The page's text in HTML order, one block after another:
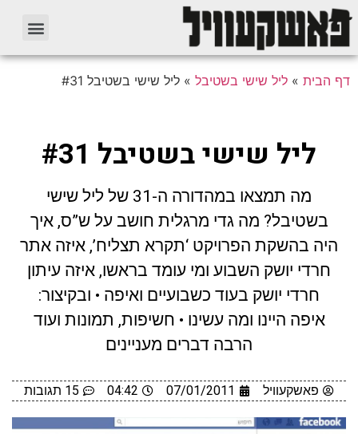
דף הבית » ליל שישי בשטיבל » ליל שישי בשטיבל #31
ליל שישי בשטיבל #31
מה תמצאו במהדורה ה-31 של ליל שישי
בשטיבל? מה גדי מרגלית חושב על ש”ס, איך
היה בהשקת הפרויקט ‘תקרא תצליח’, איזה אתר
חרדי יושק השבוע ומי עומד בראשו, איזה עיתון
חרדי יושק בעוד כשבועיים ואיפה • ובקיצור:
איפה היינו ומה עשינו • חשיפות, תמונות ועוד
הרבה דברים מעניינים
פאשקעוויל 07/01/2011
04:42 15 תגובות